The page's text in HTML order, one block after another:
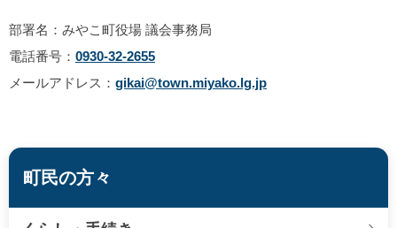
部署名：みやこ町役場 議会事務局
電話番号： 0930-32-2655
メールアドレス： gikai@town.miyako.lg.jp
町民の方々